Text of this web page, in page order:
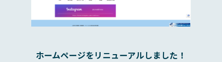
ホームページをリニューアルしました！